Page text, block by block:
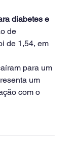
diabetes e
de
de 1,54, em
para um
um
com o